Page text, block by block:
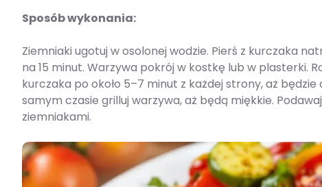
Sposób wykonania:
Ziemniaki ugotuj w osolonej wodzie. Pierś z kurczaka
na 15 minut. Warzywa pokrój w kostkę lub w plasterki.
kurczaka po około 5–7 minut z każdej strony, aż
samym czasie grilluj warzywa, aż będą miękkie.
ziemniakami.